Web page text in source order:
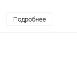
Подробнее